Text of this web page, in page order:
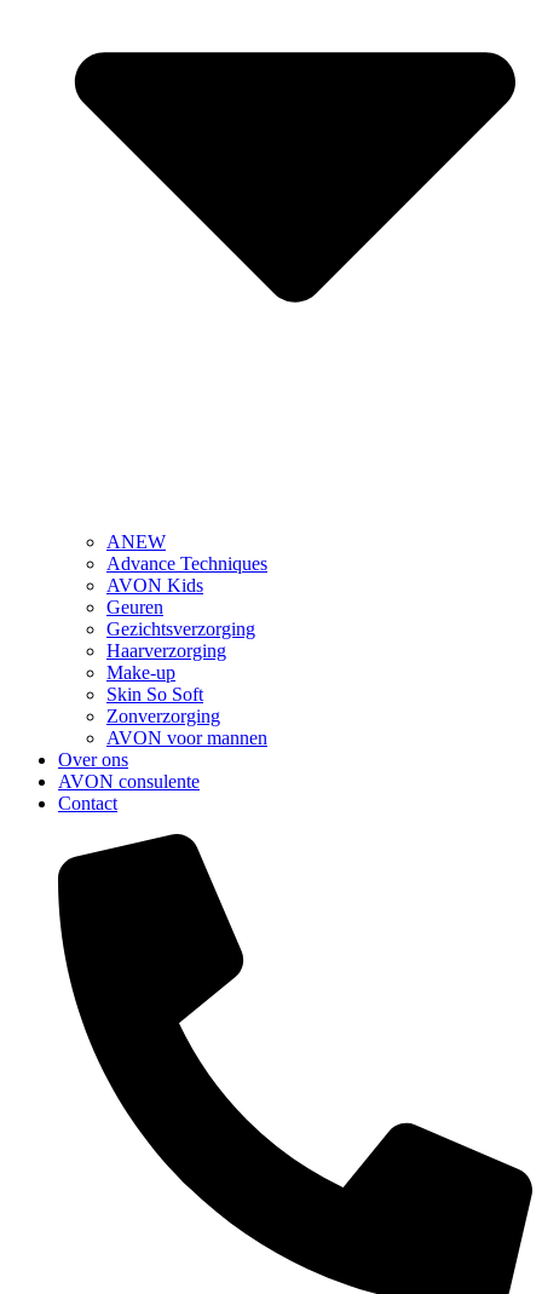
ANEW
Advance Techniques
AVON Kids
Geuren
Gezichtsverzorging
Haarverzorging
Make-up
Skin So Soft
Zonverzorging
AVON voor mannen
Over ons
AVON consulente
Contact